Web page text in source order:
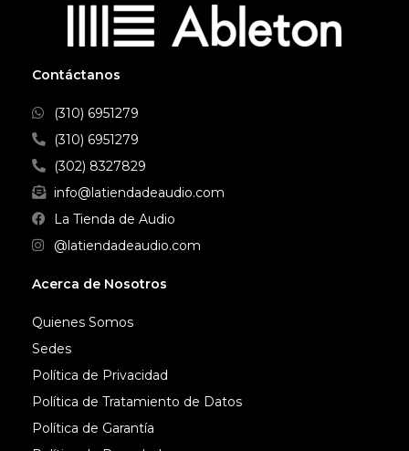
Contáctanos
(310) 6951279
(310) 6951279
(302) 8327829
info@latiendadeaudio.com
La Tienda de Audio
@latiendadeaudio.com
Acerca de Nosotros
Quienes Somos
Sedes
Política de Privacidad
Política de Tratamiento de Datos
Política de Garantía